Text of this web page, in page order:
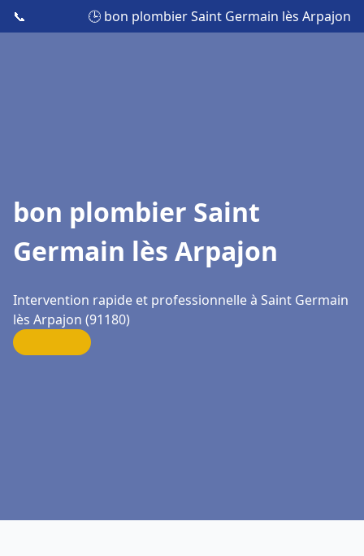
📞 🕒 bon plombier Saint Germain lès Arpajon
bon plombier Saint
Germain lès Arpajon
Intervention rapide et professionnelle à Saint Germain
lès Arpajon (91180)